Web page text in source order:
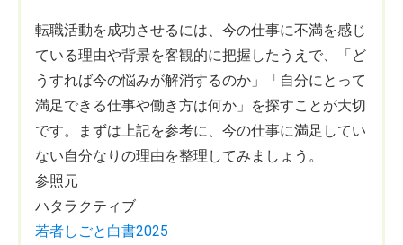
転職活動を成功させるには、今の仕事に不満を感じ
ている理由や背景を客観的に把握したうえで、「ど
うすれば今の悩みが解消するのか」「自分にとって
満足できる仕事や働き方は何か」を探すことが大切
です。まずは上記を参考に、今の仕事に満足してい
ない自分なりの理由を整理してみましょう。
参照元
ハタラクティブ
若者しごと白書2025